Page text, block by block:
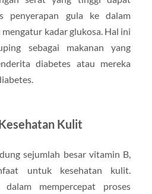
penyerapan gula ke dalam
kadar glukosa. Hal ini
sebagai makanan yang
diabetes atau mereka
Kulit
sejumlah besar vitamin B,
untuk kesehatan kulit.
mempercepat proses